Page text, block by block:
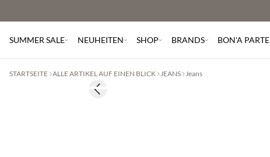
SUMMER SALE NEUHEITEN SHOP BRANDS BON'A PARTE
STARTSEITE ALLE ARTIKEL AUF EINEN BLICK JEANS Jeans
BASIC DEAL
Previous slide